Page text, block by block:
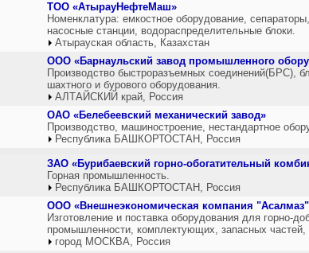
ТОО «АтырауНефтеМаш»
Номенклатура: емкостное оборудование,
насосные станции, водораспределительные блоки.
Атырауская область, Казахстан
ООО «Барнаульский завод промышленного
Производство быстроразъемных соединений(БРС),
шахтного и бурового оборудования.
АЛТАЙСКИЙ край, Россия
ОАО «Белебеевский механический завод»
Производство, машиностроение, нестандартное
Республика БАШКОРТОСТАН, Россия
ЗАО «Бурибаевский горно-обогатительный
Горная промышленность.
Республика БАШКОРТОСТАН, Россия
ООО «Внешнеэкономическая компания
Изготовление и поставка оборудования для горно-
промышленности, комплектующих, запасных
город МОСКВА, Россия